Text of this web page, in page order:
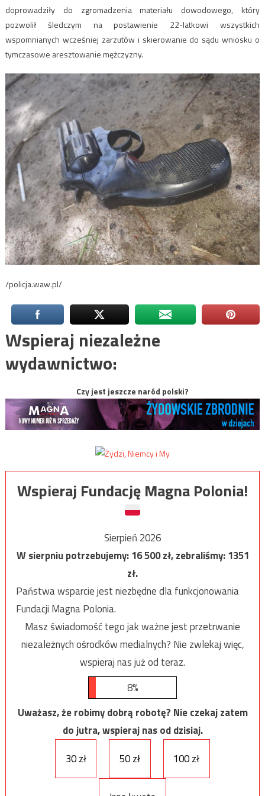
doprowadziły do zgromadzenia materiału dowodowego, który
pozwolił śledczym na postawienie 22-latkowi wszystkich
wspomnianych wcześniej zarzutów i skierowanie do sądu wniosku o
tymczasowe aresztowanie mężczyzny.
/policja.waw.pl/
Wspieraj niezależne
wydawnictwo:
Czy jest jeszcze naród polski?
Wspieraj Fundację Magna Polonia!
Sierpień 2026
W sierpniu potrzebujemy:16 500zł, zebraliśmy:1351
zł.
Państwa wsparcie jest niezbędne dla funkcjonowania
Fundacji Magna Polonia.
Masz świadomość tego jak ważne jest przetrwanie
niezależnych ośrodków medialnych? Nie zwlekaj więc,
wspieraj nas już od teraz.
8%
Uważasz, że robimy dobrą robotę? Nie czekaj zatem
do jutra, wspieraj nas od dzisiaj.
30 zł
50 zł 100 zł